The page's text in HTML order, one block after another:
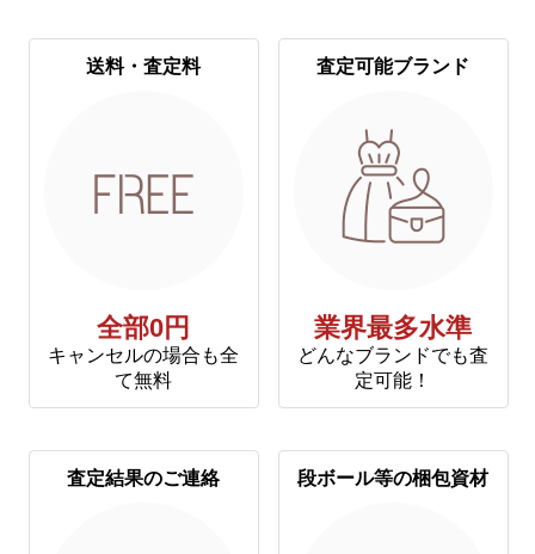
送料・査定料
全部0円
キャンセルの場合も全
て無料
査定可能ブランド
業界最多水準
どんなブランドでも査
定可能！
査定結果のご連絡 段ボール等の梱包資材